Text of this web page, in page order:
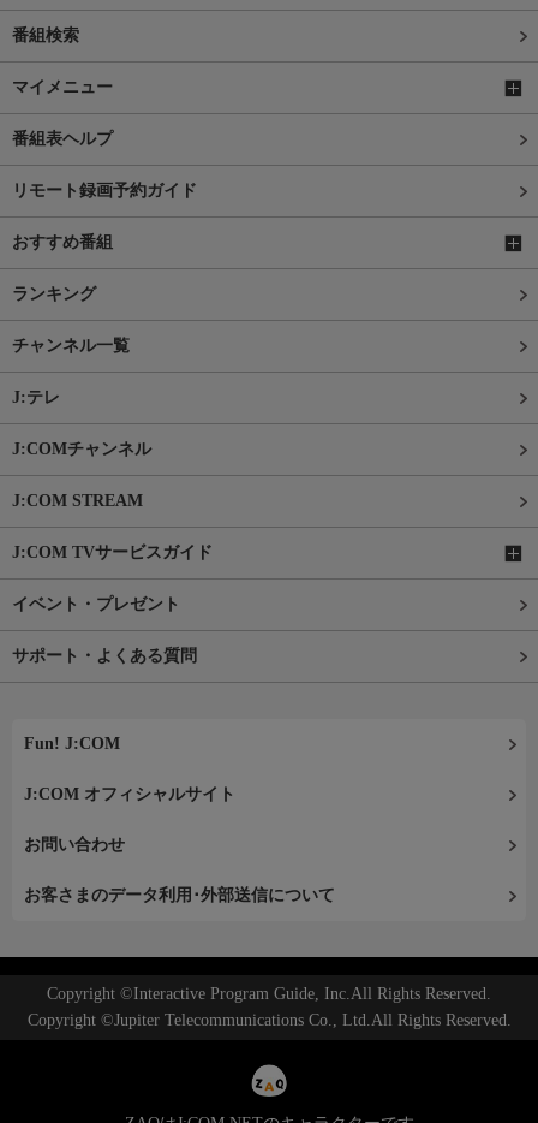
番組検索
マイメニュー
番組表ヘルプ
リモート録画予約ガイド
おすすめ番組
ランキング
チャンネル一覧
J:テレ
J:COMチャンネル
J:COM STREAM
J:COM TVサービスガイド
イベント・プレゼント
サポート・よくある質問
Fun! J:COM
J:COM オフィシャルサイト
お問い合わせ
お客さまのデータ利用･外部送信について
Copyright ©Interactive Program Guide, Inc.All Rights Reserved.
Copyright ©Jupiter Telecommunications Co., Ltd.All Rights Reserved.